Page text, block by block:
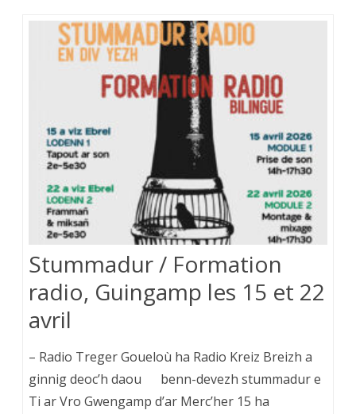
Stummadur / Formation
radio, Guingamp les 15 et 22
avril
– Radio Treger Goueloù ha Radio Kreiz Breizh a
ginnig deoc’h daou benn-devezh stummadur e
Ti ar Vro Gwengamp d’ar Merc’her 15 ha